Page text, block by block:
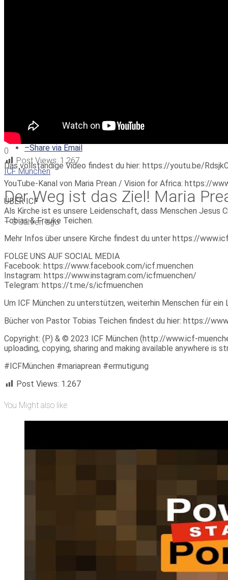
0
Post Views: 1.267
ICF München
Der Weg ist das Ziel! Maria
— 3 Jahren ago
Share on Twitter
–Share on Facebook
–Share via Email
Das vollständige Video findest du hier: https://youtu.be/
YouTube-Kanal von Maria Prean / Vision for Africa: https://
ÜBER ICF
Als Kirche ist es unsere Leidenschaft, dass Menschen Jesus
Tobias & Frauke Teichen.
Mehr Infos über unsere Kirche findest du unter https://
FOLGE UNS AUF SOCIAL MEDIA
Facebook: https://www.facebook.com/icf.muenchen
Instagram: https://www.instagram.com/icfmuenchen/
Telegram: https://t.me/s/icfmuenchen
Um ICF München zu unterstützen, weiterhin Menschen für
Bücher von Pastor Tobias Teichen findest du hier: https://
Copyright: (P) & © 2023 ICF München (http://www.icf-
uploading, copying, sharing and making available anywhere is
#ICFMünchen #mariaprean #ermutigung
Post Views: 1.267
You Might also like